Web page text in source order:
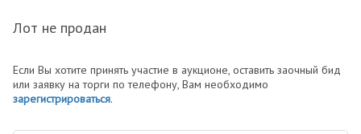
Лот не продан
Если Вы хотите принять участие в аукционе, оставить заочный бид
или заявку на торги по телефону, Вам необходимо
зарегистрироваться.